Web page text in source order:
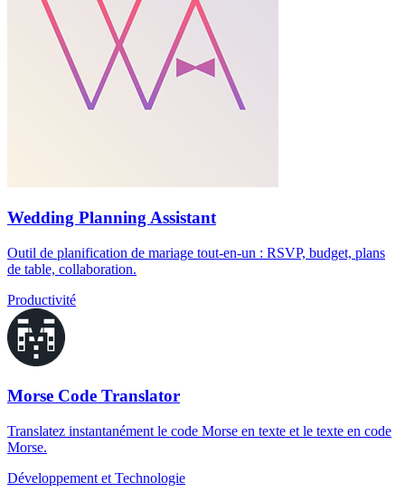
Wedding Planning Assistant
Outil de planification de mariage tout-en-un : RSVP, budget, plans
de table, collaboration.
Productivité
Morse Code Translator
Translatez instantanément le code Morse en texte et le texte en code
Morse.
Développement et Technologie